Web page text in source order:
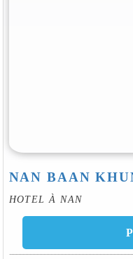
NAN BAAN
HOTEL À NAN